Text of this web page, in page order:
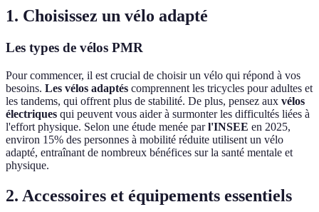
1. Choisissez un vélo adapté
Les types de vélos PMR
Pour commencer, il est crucial de choisir un vélo qui répond à vos
besoins. Les vélos adaptés comprennent les tricycles pour adultes et
les tandems, qui offrent plus de stabilité. De plus, pensez aux vélos
électriques qui peuvent vous aider à surmonter les difficultés liées à
l'effort physique. Selon une étude menée parl'INSEE en 2025,
environ 15% des personnes à mobilité réduite utilisent un vélo
adapté, entraînant de nombreux bénéfices sur la santé mentale et
physique.
2. Accessoires et équipements essentiels